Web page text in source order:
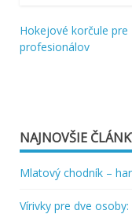
Navigácia
Hokejové korčule pre
profesionálov
NAJNOVŠIE
Mlatový chodník –
Vírivky pre dve